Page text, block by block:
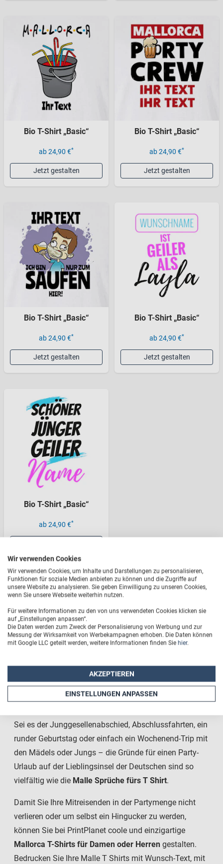
Bio T-Shirt „Basic“
ab 24,90 €*
Jetzt gestalten
Bio T-Shirt „Basic“
ab 24,90 €*
Jetzt gestalten
Bio T-Shirt „Basic“
ab 24,90 €*
Jetzt gestalten
Bio T-Shirt „Basic“
ab 24,90 €*
Jetzt gestalten
Bio T-Shirt „Basic“
ab 24,90 €*
Personalisierte T-Shirts für
Malle - die Überraschung für
Die einen fahren nach Mallorca, um eine entspannte
Zeit am Strand zu genießen, die anderen für ihren Party-
Sei es der Junggesellenabschied, Abschlussfahrten, ein
runder Geburtstag oder einfach ein Wochenend-Trip mit
den Mädels oder Jungs – die Gründe für einen Party-
Urlaub auf der Lieblingsinsel der Deutschen sind so
vielfältig wie die Malle Sprüche fürs T Shirt.
Damit Sie Ihre Mitreisenden in der Partymenge nicht
verlieren oder um selbst ein Hingucker zu werden,
können Sie bei PrintPlanet coole und einzigartige
Mallorca T-Shirts für Damen oder Herren gestalten.
Bedrucken Sie Ihre Malle T Shirts mit Wunsch-Text, mit
Wir verwenden Cookies
Wir verwenden Cookies, um Inhalte und Darstellungen zu personalisieren,
Funktionen für soziale Medien anbieten zu können und die Zugriffe auf
unsere Website zu analysieren. Sie geben Einwilligung zu unseren Cookies,
wenn Sie unsere Webseite weiterhin nutzen.
Für weitere Informationen zu den von uns verwendeten Cookies klicken sie
auf „Einstellungen anpassen“.
Die Daten werden zum Zweck der Personalisierung von Werbung und zur
Messung der Wirksamkeit von Werbekampagnen erhoben. Die Daten können
mit Google LLC geteilt werden, weitere Informationen finden Sie hier.
AKZEPTIEREN
EINSTELLUNGEN ANPASSEN